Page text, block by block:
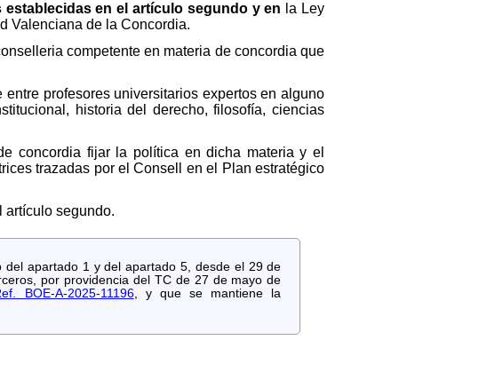
establecidas en el artículo segundo y en la Ley
Valenciana de la Concordia.
competente en materia de concordia que
profesores universitarios expertos en alguno
historia del derecho, filosofía, ciencias
concordia fijar la política en dicha materia y el
trazadas por el Consell en el Plan estratégico
artículo segundo.
apartado 1 y del apartado 5, desde el 29 de
por providencia del TC de 27 de mayo de
BOE-A-2025-11196, y que se mantiene la